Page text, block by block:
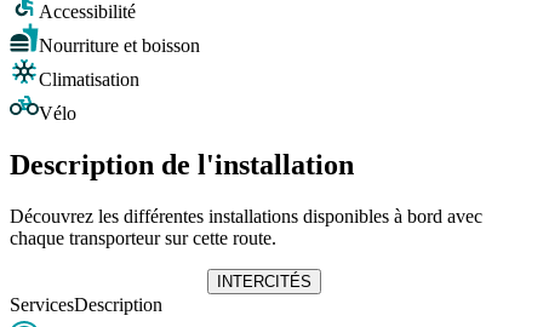
Accessibilité
Nourriture et boisson
Climatisation
Vélo
Description de l'installation
Découvrez les différentes installations disponibles à bord avec
chaque transporteur sur cette route.
INTERCITÉS
ServicesDescription